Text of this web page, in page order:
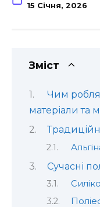
15 Січня, 2026
Зміст
Чим
матеріали та
Сучасні